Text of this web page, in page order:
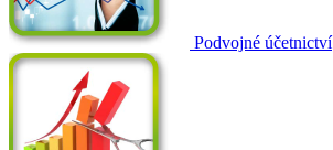
Podvojné účetnictví